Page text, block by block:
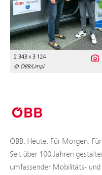
2 343 x 3 124
© ÖBB/Limpl
ÖBB. Heute. Für Morgen.
Seit über 100 Jahren
umfassender Mobilitäts-